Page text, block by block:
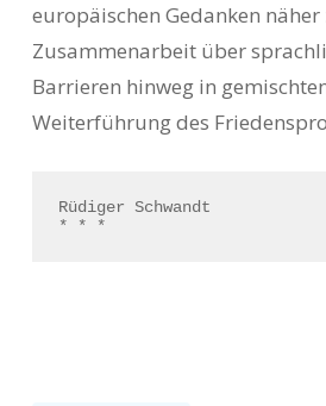
europäischen Gedanken
Zusammenarbeit über
Barrieren hinweg in
Weiterführung des
Rüdiger Schwandt
* * *